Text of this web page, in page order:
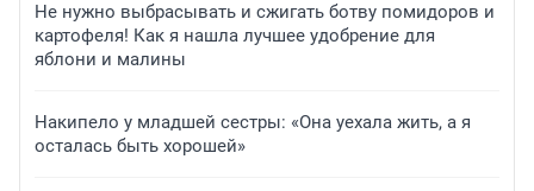
Не нужно выбрасывать и сжигать ботву помидоров и
картофеля! Как я нашла лучшее удобрение для
яблони и малины
Накипело у младшей сестры: «Она уехала жить, а я
осталась быть хорошей»